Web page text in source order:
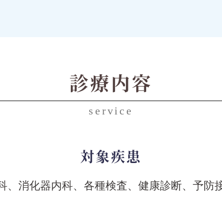
診療内容
service
対象疾患
、消化器内科、各種検査、健康診断、予防